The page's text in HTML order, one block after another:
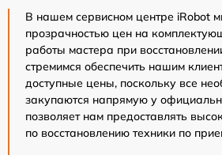
В нашем сервисном центре iRobot
прозрачностью цен на
работы мастера при
стремимся обеспечить нашим
доступные цены, поскольку все
закупаются напрямую у
позволяет нам предоставлять
по восстановлению техники по